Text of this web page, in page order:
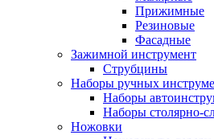
Прижимные
Резиновые
Фасадные
Зажимной инструмент
Струбцины
Наборы ручных
Наборы
Наборы столярно-
Ножовки